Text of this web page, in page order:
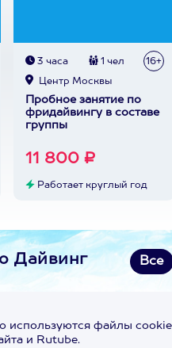
3 часа 1 чел 16+
Центр Москвы
Пробное занятие по
фридайвингу в составе
группы
11 800 ₽
Работает круглый год
Дайвинг Все
используются файлы cookie
и Rutube.